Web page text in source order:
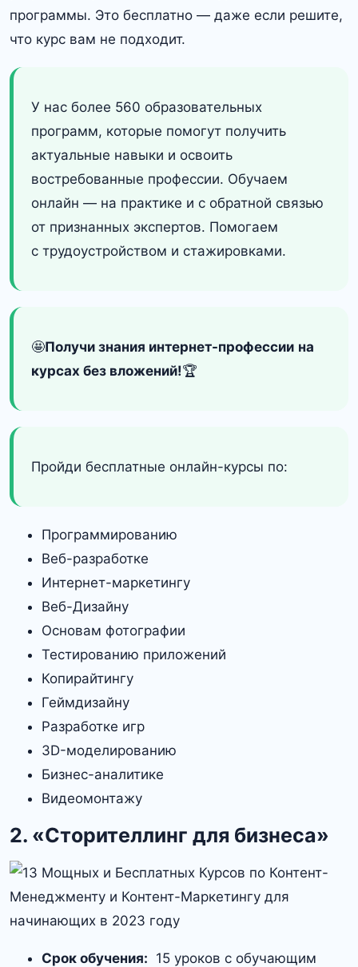
программы. Это бесплатно — даже если решите,
что курс вам не подходит.
У нас более 560 образовательных
программ, которые помогут получить
актуальные навыки и освоить
востребованные профессии. Обучаем
онлайн — на практике и с обратной связью
от признанных экспертов. Помогаем
с трудоустройством и стажировками.
🤩Получи знания интернет-профессии на
курсах без вложений!🏆
Пройди бесплатные онлайн-курсы по:
Программированию
Веб-разработке
Интернет-маркетингу
Веб-Дизайну
Основам фотографии
Тестированию приложений
Копирайтингу
Геймдизайну
Разработке игр
3D-моделированию
Бизнес-аналитике
Видеомонтажу
2. «Сторителлинг для бизнеса»
Срок обучения: 15 уроков с обучающим